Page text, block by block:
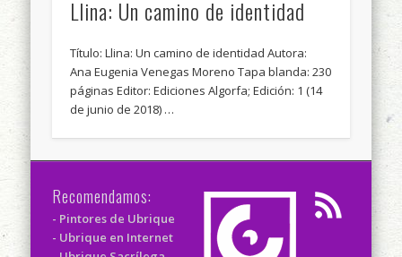
Llina: Un camino de identidad
Título: Llina: Un camino de identidad Autora:
Ana Eugenia Venegas Moreno Tapa blanda: 230
páginas Editor: Ediciones Algorfa; Edición: 1 (14
de junio de 2018) …
Recomendamos:
- Pintores de Ubrique
- Ubrique en Internet